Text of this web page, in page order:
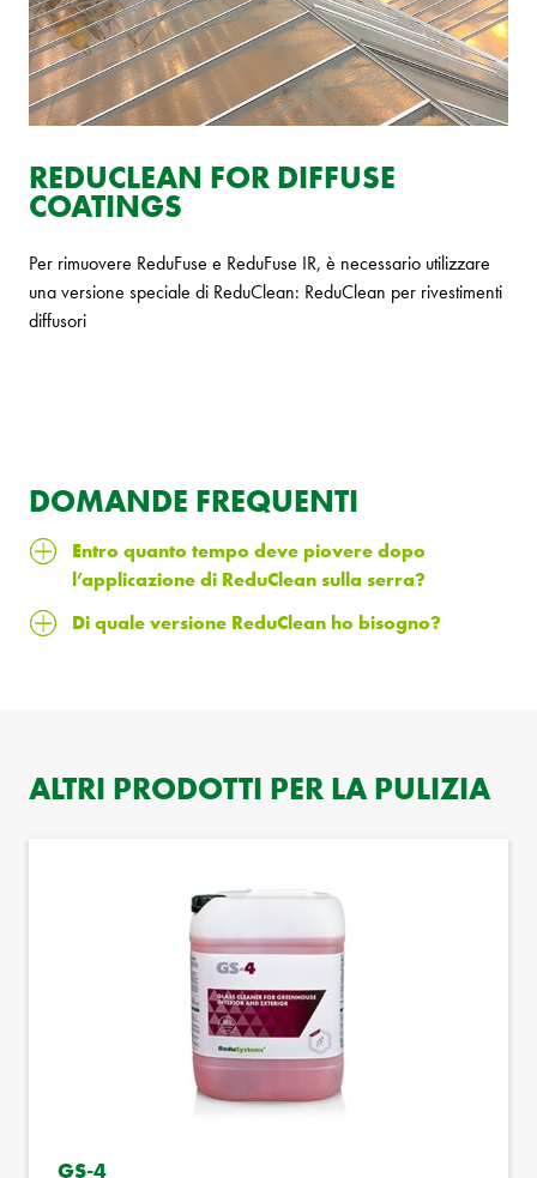
REDUCLEAN FOR DIFFUSE
COATINGS
Per rimuovere ReduFuse e ReduFuse IR, è necessario utilizzare
una versione speciale di ReduClean: ReduClean per rivestimenti
diffusori
DOMANDE FREQUENTI
Entro quanto tempo deve piovere dopo
l’applicazione di ReduClean sulla serra?
Di quale versione ReduClean ho bisogno?
ALTRI PRODOTTI PER LA PULIZIA
GS-4